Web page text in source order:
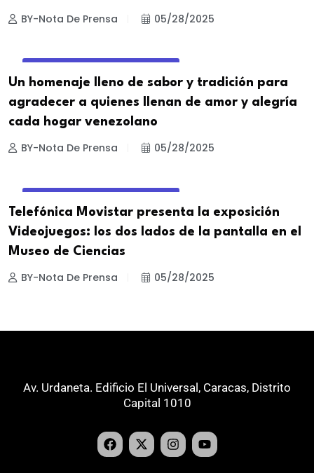
BY-Nota De Prensa 05/28/2025
Un homenaje lleno de sabor y tradición para
agradecer a quienes llenan de amor y alegría
cada hogar venezolano
BY-Nota De Prensa 05/28/2025
Telefónica Movistar presenta la exposición
Videojuegos: los dos lados de la pantalla en el
Museo de Ciencias
BY-Nota De Prensa 05/28/2025
Av. Urdaneta. Edificio El Universal, Caracas, Distrito
Capital 1010